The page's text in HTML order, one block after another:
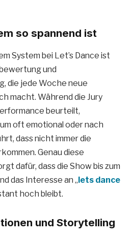
so spannend ist
System bei Let’s Dance ist
und
die jede Woche neue
macht. Während die Jury
beurteilt,
oft emotional oder nach
dass nicht immer die
Genau diese
dafür, dass die Show bis zum
das Interesse an „lets dance
hoch bleibt.
und Storytelling